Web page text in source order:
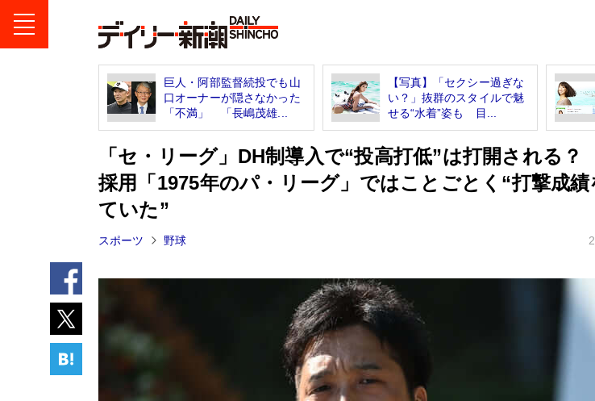
巨人・阿部監督続投でも山
口オーナーが隠さなかった
「不満」 「長嶋茂雄...
【写真】「セクシー過ぎな
い？」抜群のスタイルで魅
せる“水着”姿も 目...
「セ・リーグ」DH制導入で“投高打低”は打開される
採用「1975年のパ・リーグ」ではことごとく“打撃成績
ていた”
スポーツ 野球